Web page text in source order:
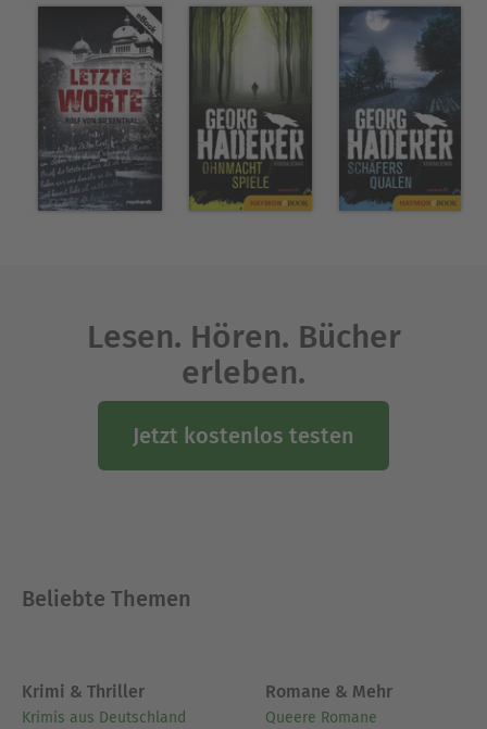
Lesen. Hören. Bücher
erleben.
Jetzt kostenlos testen
Beliebte Themen
Krimi & Thriller
Krimis aus Deutschland
Romane & Mehr
Queere Romane